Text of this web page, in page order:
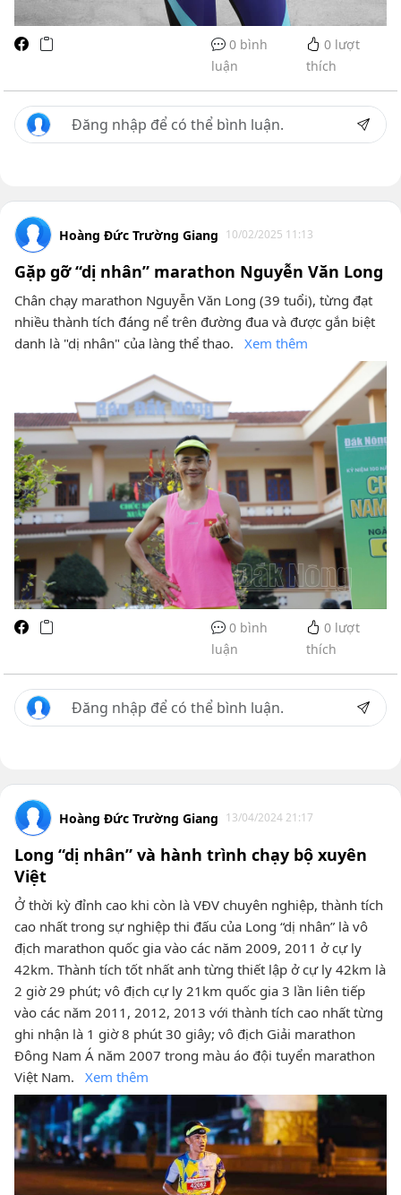
0 bình
luận
0lượt
thích
Hoàng Đức Trường Giang 10/02/2025 11:13
Gặp gỡ “dị nhân” marathon Nguyễn Văn Long
Chân chạy marathon Nguyễn Văn Long (39 tuổi), từng đạt
nhiều thành tích đáng nể trên đường đua và được gắn biệt
danh là "dị nhân" của làng thể thao.
Xem thêm
0 bình
luận
0lượt
thích
Hoàng Đức Trường Giang 13/04/2024 21:17
Long “dị nhân” và hành trình chạy bộ xuyên
Việt
Ở thời kỳ đỉnh cao khi còn là VĐV chuyên nghiệp, thành tích
cao nhất trong sự nghiệp thi đấu của Long “dị nhân” là vô
địch marathon quốc gia vào các năm 2009, 2011 ở cự ly
42km. Thành tích tốt nhất anh từng thiết lập ở cự ly 42km là
2 giờ 29 phút; vô địch cự ly 21km quốc gia 3 lần liên tiếp
vào các năm 2011, 2012, 2013 với thành tích cao nhất từng
ghi nhận là 1 giờ 8 phút 30 giây; vô địch Giải marathon
Đông Nam Á năm 2007 trong màu áo đội tuyển marathon
Việt Nam.
Xem thêm